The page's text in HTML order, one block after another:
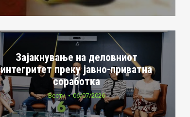
Зајакнување на деловниот
интегритет преку јавно-приватна
соработка
Вести 06/07/2026